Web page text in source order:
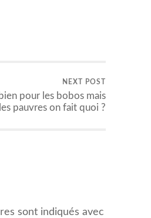
NEXT POST
pour les bobos mais
pauvres on fait quoi ?
sont indiqués avec